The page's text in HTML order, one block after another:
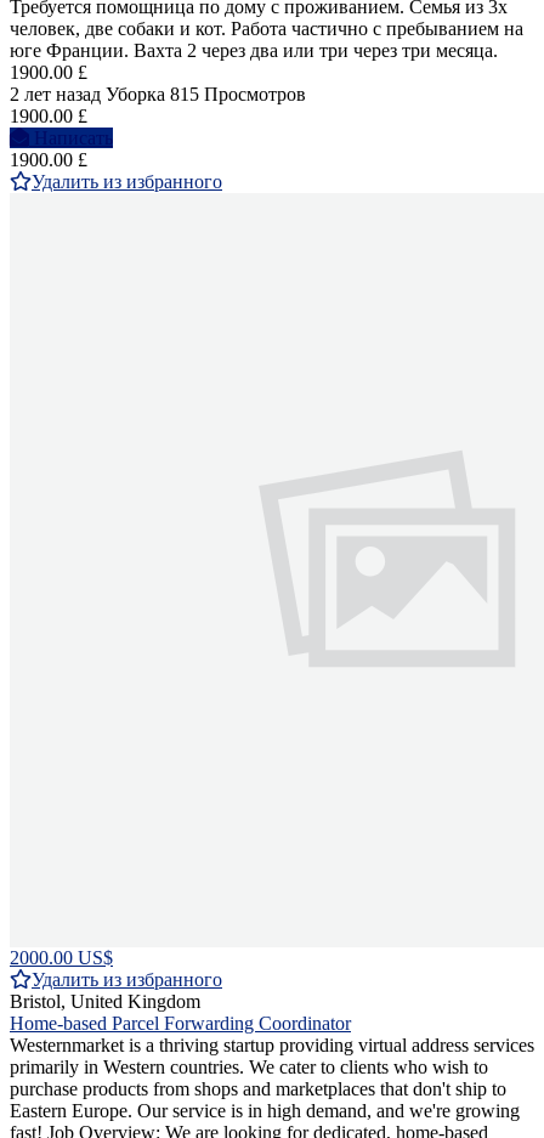
Требуется помощница по дому с проживанием. Семья из 3х
человек, две собаки и кот. Работа частично с пребыванием на
юге Франции. Вахта 2 через два или три через три месяца.
1900.00 £
2 лет назад Уборка 815 Просмотров
1900.00 £
Написать
1900.00 £
Удалить из избранного
2000.00 US$
Удалить из избранного
Bristol, United Kingdom
Home-based Parcel Forwarding Coordinator
Westernmarket is a thriving startup providing virtual address services
primarily in Western countries. We cater to clients who wish to
purchase products from shops and marketplaces that don't ship to
Eastern Europe. Our service is in high demand, and we're growing
fast! Job Overview: We are looking for dedicated, home-based